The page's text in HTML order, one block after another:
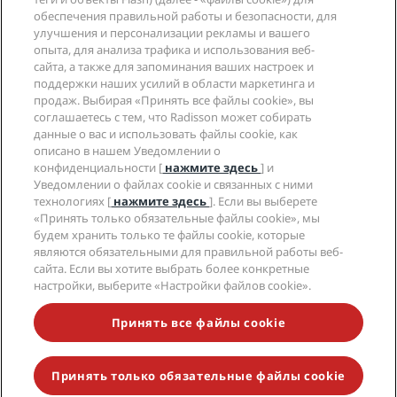
Новые и будущие отели
Приложение Radisson Hotels
Отели со статусом Sports Approved
Отели для семейного отдыха
Охрана здоровья и безопасность
Radisson Hotel Group
СМИ
Вакансии в RHG
Вакансии в PPHE
Вакансии в EHL
The Club by RHG
Возможности развития
Социально ответственный бизнес
Закупки
Юридическая информация
Центр конфиденциальности
Правовая оговорка
Условия и положения программы Radisson Rewards
Соглашение о пользовании сайтом
Цифровая доступность
Заявление о современном рабстве
Помощь
Уведомления для клиентов
Контактная информация
Часто задаваемые вопросы
Карта сайта
Социальные сети
Бренды Radisson Hotels
НЕ ПРОПУСТИТЕ НАШИ ПРЕДЛОЖЕНИЯ,
ПОЛЬЗУЮЩИЕСЯ НАИБОЛЬШЕЙ ПОПУЛЯРНОСТЬЮ
© 2026 Radisson Hotel Group.Все права защищены. RHG Radisson
обеспечения правильной работы и безопасности, для
улучшения и персонализации рекламы и вашего
опыта, для анализа трафика и использования веб-
сайта, а также для запоминания ваших настроек и
поддержки наших усилий в области маркетинга и
продаж. Выбирая «Принять все файлы cookie», вы
соглашаетесь с тем, что Radisson может собирать
данные о вас и использовать файлы cookie, как
описано в нашем Уведомлении о
конфиденциальности [ нажмите здесь] и
Уведомлении о файлах cookie и связанных с ними
технологиях [ нажмите здесь]. Если вы выберете
«Принять только обязательные файлы cookie», мы
будем хранить только те файлы cookie, которые
являются обязательными для правильной работы веб-
сайта. Если вы хотите выбрать более конкретные
настройки, выберите «Настройки файлов cookie».
Принять все файлы cookie
Принять только обязательные файлы cookie